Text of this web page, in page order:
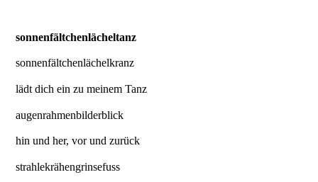
sonnenfältchenlächeltanz
sonnenfältchenlächelkranz
lädt dich ein zu meinem Tanz
augenrahmenbilderblick
hin und her, vor und zurück
strahlekrähengrinsefuss